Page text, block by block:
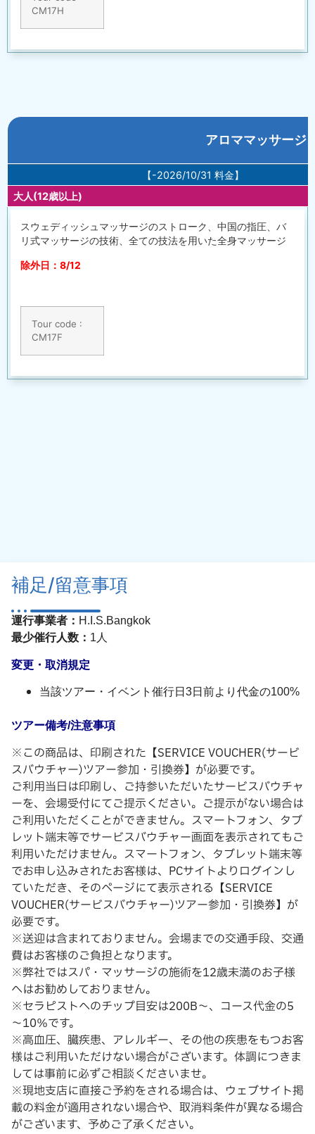
CM17H
アロママッサー
【-2026/10/31 料金】
大人(12歳以上)
スウェディッシュマッサージのストローク、中国の指圧、バ
リ式マッサージの技術、全ての技法を用いた全身マッサージ
除外日：8/12
Tour code :
CM17F
補足/留意事項
運行事業者： H.I.S.Bangkok
最少催行人数： 1人
変更・取消規定
当該ツアー・イベント催行日3日前より代金の100%
ツアー備考/注意事項
※この商品は、印刷された【SERVICE VOUCHER(サービ
スバウチャー)ツアー参加・引換券】が必要です。
ご利用当日は印刷し、ご持参いただいたサービスバウチャ
ーを、会場受付にてご提示ください。ご提示がない場合は
ご利用いただくことができません。スマートフォン、タブ
レット端末等でサービスバウチャー画面を表示されてもご
利用いただけません。スマートフォン、タブレット端末等
でお申し込みされたお客様は、​PCサイトよりログインし
ていただき、そのページにて表示される【SERVICE
VOUCHER(サービスバウチャー)ツアー参加・引換券】が
必要です。
※送迎は含まれておりません。会場までの交通手段、交通
費はお客様のご負担となります。
※弊社ではスパ・マッサージの施術を12歳未満のお子様
へはお勧めしておりません。
※セラピストへのチップ目安は200B～、コース代金の5
～10％です。
※高血圧、臓疾患、アレルギー、その他の疾患をもつお客
様はご利用いただけない場合がございます。体調につきま
しては事前に必ずご相談くださいませ。
※現地支店に直接ご予約をされる場合は、ウェブサイト掲
載の料金が適用されない場合や、取消料条件が異なる場合
がございます、予めご了承ください。